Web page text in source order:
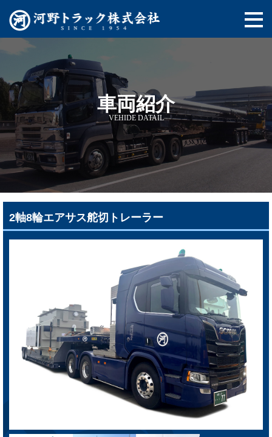
車両紹介
VEHIDE DATAIL
2軸8輪エアサス舵切トレーラー